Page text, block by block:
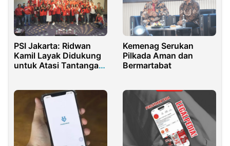
PSI Jakarta: Ridwan
Kamil Layak Didukung
untuk Atasi Tantangan
Kemenag Serukan
Pilkada Aman dan
Bermartabat